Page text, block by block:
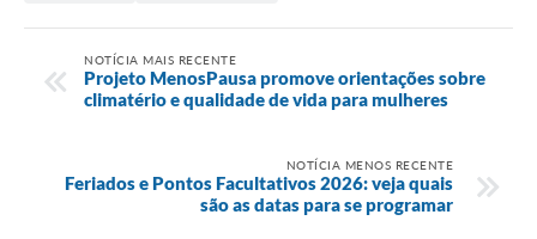
NOTÍCIA MAIS RECENTE
Projeto MenosPausa promove orientações sobre
climatério e qualidade de vida para mulheres
NOTÍCIA MENOS RECENTE
Feriados e Pontos Facultativos 2026: veja quais
são as datas para se programar